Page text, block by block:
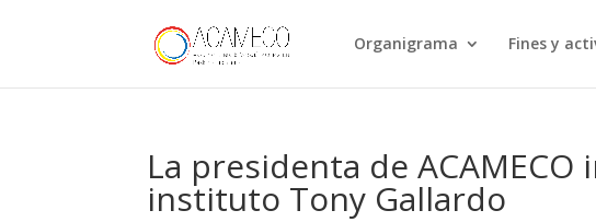
Organigrama Fines y
La presidenta de
instituto Tony Gallardo